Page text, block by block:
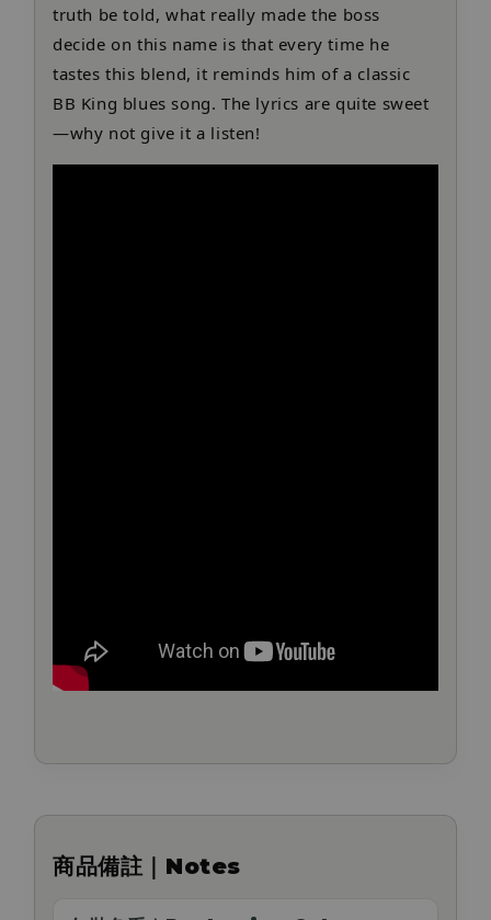
truth be told, what really made the boss
decide on this name is that every time he
tastes this blend, it reminds him of a classic
BB King blues song. The lyrics are quite sweet
—why not give it a listen!
商品備註｜Notes